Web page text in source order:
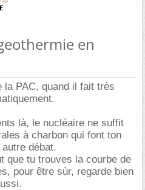
en
la PAC, quand il fait très
là, le nucléaire ne suffit
à charbon qui font ton
débat.
que tu trouves la courbe de
pour être sùr, regarde bien